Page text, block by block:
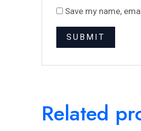
Save my name,
Related